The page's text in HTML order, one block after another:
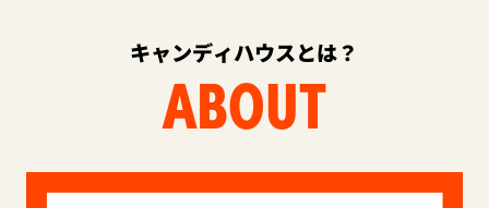
キャンディハウスとは？
ABOUT